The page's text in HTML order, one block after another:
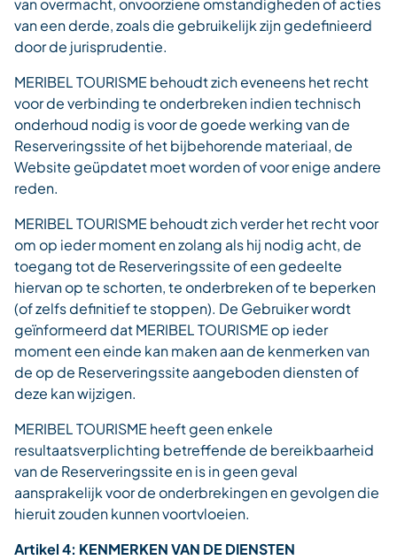
van overmacht, onvoorziene omstandigheden of acties
van een derde, zoals die gebruikelijk zijn gedefinieerd
door de jurisprudentie.
MERIBEL TOURISME behoudt zich eveneens het recht
voor de verbinding te onderbreken indien technisch
onderhoud nodig is voor de goede werking van de
Reserveringssite of het bijbehorende materiaal, de
Website geüpdatet moet worden of voor enige andere
reden.
MERIBEL TOURISME behoudt zich verder het recht voor
om op ieder moment en zolang als hij nodig acht, de
toegang tot de Reserveringssite of een gedeelte
hiervan op te schorten, te onderbreken of te beperken
(of zelfs definitief te stoppen). De Gebruiker wordt
geïnformeerd dat MERIBEL TOURISME op ieder
moment een einde kan maken aan de kenmerken van
de op de Reserveringssite aangeboden diensten of
deze kan wijzigen.
MERIBEL TOURISME heeft geen enkele
resultaatsverplichting betreffende de bereikbaarheid
van de Reserveringssite en is in geen geval
aansprakelijk voor de onderbrekingen en gevolgen die
hieruit zouden kunnen voortvloeien.
Artikel 4: KENMERKEN VAN DE DIENSTEN